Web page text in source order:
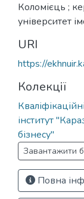
Коломієць ;
університет
URI
https://
Колекції
інститут
бізнесу"
Завантажити
Повна